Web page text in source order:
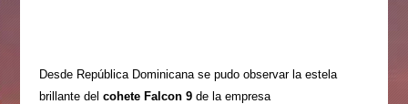
Desde República Dominicana se pudo observar la estela
brillante del cohete Falcon 9de la empresa